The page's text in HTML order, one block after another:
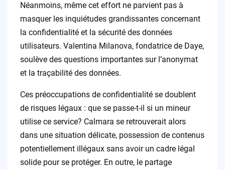
Néanmoins, même cet effort ne parvient pas à
masquer les inquiétudes grandissantes concernant
la confidentialité et la sécurité des données
utilisateurs. Valentina Milanova, fondatrice de Daye,
soulève des questions importantes sur l’anonymat
et la traçabilité des données.
Ces préoccupations de confidentialité se doublent
de risques légaux : que se passe-t-il si un mineur
utilise ce service? Calmara se retrouverait alors
dans une situation délicate, possession de contenus
potentiellement illégaux sans avoir un cadre légal
solide pour se protéger. En outre, le partage